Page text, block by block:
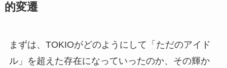
的変遷
まずは、TOKIOがどのようにして「ただのアイド
ル」を超えた存在になっていったのか、その輝か